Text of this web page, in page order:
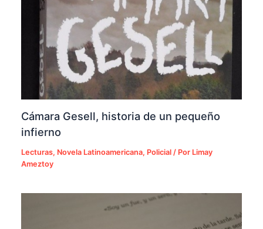
Cámara Gesell, historia de un pequeño
infierno
Lecturas, Novela Latinoamericana, Policial / Por Limay
Ameztoy